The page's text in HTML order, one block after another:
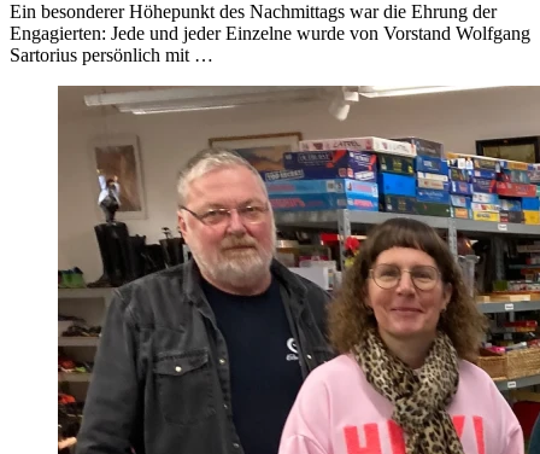
Ein besonderer Höhepunkt des Nachmittags war die Ehrung der
Engagierten: Jede und jeder Einzelne wurde von Vorstand Wolfgang
Sartorius persönlich mit …